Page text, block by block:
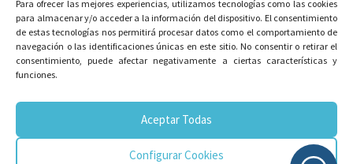
Para ofrecer las mejores experiencias, utilizamos tecnologías como las cookies
para almacenar y/o acceder a la información del dispositivo. El consentimiento
de estas tecnologías nos permitirá procesar datos como el comportamiento de
navegación o las identificaciones únicas en este sitio. No consentir o retirar el
consentimiento, puede afectar negativamente a ciertas características y
funciones.
Aceptar Todas
Configurar Cookies
© 2026⠀Grupo Avalco®. Todos los derechos
reservados.